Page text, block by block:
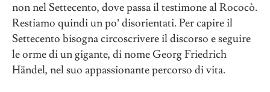
non nel Settecento, dove passa il testimone al Rococò.
Restiamo quindi un po’ disorientati. Per capire il
Settecento bisogna circoscrivere il discorso e seguire
le orme di un gigante, di nome Georg Friedrich
Händel, nel suo appassionante percorso di vita.